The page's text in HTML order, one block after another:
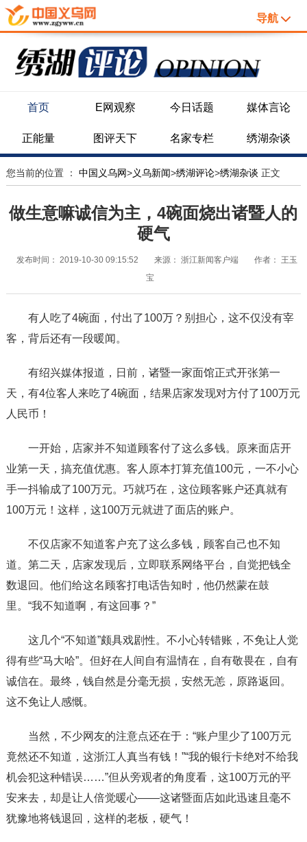
导航
首页 E网观察 今日话题 媒体言论
正能量 图评天下 名家专栏 绣湖杂谈
您当前的位置 ： 中国义乌网>义乌新闻>绣湖评论>绣湖杂谈 正文
做生意嘛诚信为主，4碗面烧出诸暨人的
硬气
发布时间： 2019-10-30 09:15:52 来源： 浙江新闻客户端 作者： 王玉
宝
有人吃了4碗面，付出了100万？别担心，这不仅没有宰
客，背后还有一段暖闻。
有绍兴媒体报道，日前，诸暨一家面馆正式开张第一
天，有4位客人来吃了4碗面，结果店家发现对方付了100万元
人民币！
一开始，店家并不知道顾客付了这么多钱。原来面店开
业第一天，搞充值优惠。客人原本打算充值100元，一不小心
手一抖输成了100万元。巧就巧在，这位顾客账户还真就有
100万元！这样，这100万元就进了面店的账户。
不仅店家不知道客户充了这么多钱，顾客自己也不知
道。第二天，店家发现后，立即联系网络平台，自觉把钱全
数退回。他们给这名顾客打电话告知时，他仍然蒙在鼓
里。“我不知道啊，有这回事？”
这几个“不知道”颇具戏剧性。不小心转错账，不免让人觉
得有些“马大哈”。但好在人间自有温情在，自有敬畏在，自有
诚信在。最终，钱自然是分毫无损，安然无恙，原路返回。
这不免让人感慨。
当然，不少网友的注意点还在于：“账户里少了100万元
竟然还不知道，这浙江人真当有钱！”“我的银行卡绝对不给我
机会犯这种错误……”但从旁观者的角度看，这100万元的平
安来去，却是让人倍觉暖心——这诸暨面店如此迅速且毫不
犹豫地将钱退回，这样的老板，硬气！